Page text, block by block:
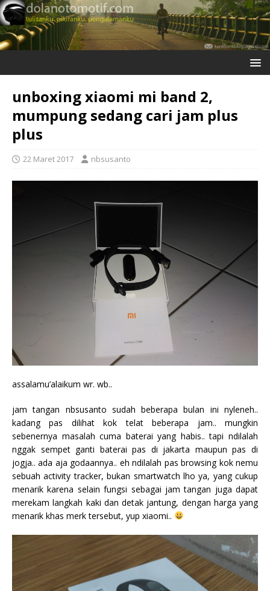
unboxing xiaomi mi band 2,
mumpung sedang cari jam plus
plus
22 Maret 2017 nbsusanto
assalamu’alaikum wr. wb..
jam tangan nbsusanto sudah beberapa bulan ini nyleneh..
kadang pas dilihat kok telat beberapa jam.. mungkin
sebenernya masalah cuma baterai yang habis.. tapi ndilalah
nggak sempet ganti baterai pas di jakarta maupun pas di
jogja.. ada aja godaannya.. eh ndilalah pas browsing kok nemu
sebuah activity tracker, bukan smartwatch lho ya, yang cukup
menarik karena selain fungsi sebagai jam tangan juga dapat
merekam langkah kaki dan detak jantung, dengan harga yang
menarik khas merk tersebut, yup xiaomi..